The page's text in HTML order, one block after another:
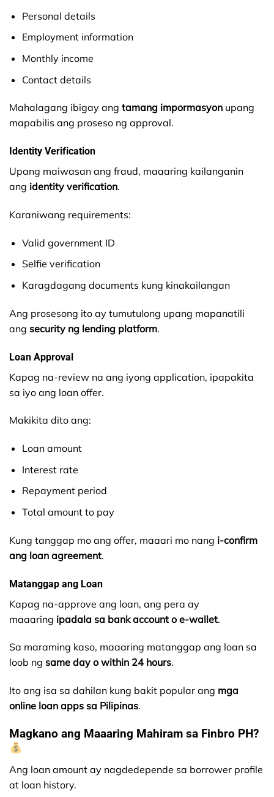
Personal details
Employment information
Monthly income
Contact details
Mahalagang ibigay ang tamang impormasyon upang
mapabilis ang proseso ng approval.
Identity Verification
Upang maiwasan ang fraud, maaaring kailanganin
ang identity verification.
Karaniwang requirements:
Valid government ID
Selfie verification
Karagdagang documents kung kinakailangan
Ang prosesong ito ay tumutulong upang mapanatili
ang security ng lending platform.
Loan Approval
Kapag na-review na ang iyong application, ipapakita
sa iyo ang loan offer.
Makikita dito ang:
Loan amount
Interest rate
Repayment period
Total amount to pay
Kung tanggap mo ang offer, maaari mo nang i-confirm
ang loan agreement.
Matanggap ang Loan
Kapag na-approve ang loan, ang pera ay
maaaring ipadala sa bank account o e-wallet.
Sa maraming kaso, maaaring matanggap ang loan sa
loob ng same day o within 24 hours.
Ito ang isa sa dahilan kung bakit popular ang mga
online loan apps sa Pilipinas.
Magkano ang Maaaring Mahiram sa Finbro PH?
Ang loan amount ay nagdedepende sa borrower profile
at loan history.